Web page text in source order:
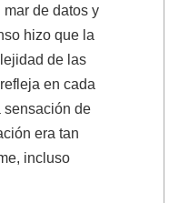
de datos y
hizo que la
de las
en cada
sensación de
era tan
incluso